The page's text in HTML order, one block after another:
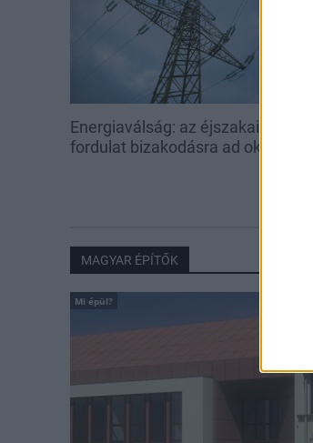
Energiaválság: az éjszakai
fordulat bizakodásra ad okot
MAGYAR ÉPÍTŐK
Mi épül?